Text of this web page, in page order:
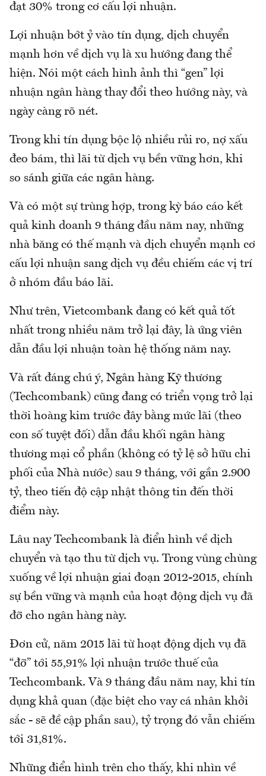
đạt 30% trong cơ cấu lợi nhuận.
Lợi nhuận bớt ỷ vào tín dụng, dịch chuyển
mạnh hơn về dịch vụ là xu hướng đang thể
hiện. Nói một cách hình ảnh thì “gen” lợi
nhuận ngân hàng thay đổi theo hướng này, và
ngày càng rõ nét.
Trong khi tín dụng bộc lộ nhiều rủi ro, nợ xấu
đeo bám, thì lãi từ dịch vụ bền vững hơn, khi
so sánh giữa các ngân hàng.
Và có một sự trùng hợp, trong kỳ báo cáo kết
quả kinh doanh 9 tháng đầu năm nay, những
nhà băng có thế mạnh và dịch chuyển mạnh cơ
cấu lợi nhuận sang dịch vụ đều chiếm các vị trí
ở nhóm đầu báo lãi.
Như trên, Vietcombank đang có kết quả tốt
nhất trong nhiều năm trở lại đây, là ứng viên
dẫn đầu lợi nhuận toàn hệ thống năm nay.
Và rất đáng chú ý, Ngân hàng Kỹ thương
(Techcombank) cũng đang có triển vọng trở lại
thời hoàng kim trước đây bằng mức lãi (theo
con số tuyệt đối) dẫn đầu khối ngân hàng
thương mại cổ phần (không có tỷ lệ sở hữu chi
phối của Nhà nước) sau 9 tháng, với gần 2.900
tỷ, theo tiến độ cập nhật thông tin đến thời
điểm này.
Lâu nay Techcombank là điển hình về dịch
chuyển và tạo thu từ dịch vụ. Trong vùng chùng
xuống về lợi nhuận giai đoạn 2012-2015, chính
sự bền vững và mạnh của hoạt động dịch vụ đã
đỡ cho ngân hàng này.
Đơn cử, năm 2015 lãi từ hoạt động dịch vụ đã
“đỡ” tới 55,91% lợi nhuận trước thuế của
Techcombank. Và 9 tháng đầu năm nay, khi tín
dụng khả quan (đặc biệt cho vay cá nhân khởi
sắc - sẽ đề cập phần sau), tỷ trọng đó vẫn chiếm
tới 31,81%.
Những điển hình trên cho thấy, khi nhìn về